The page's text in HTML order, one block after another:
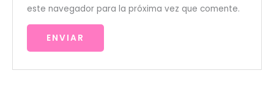
este navegador para la próxima vez que comente.